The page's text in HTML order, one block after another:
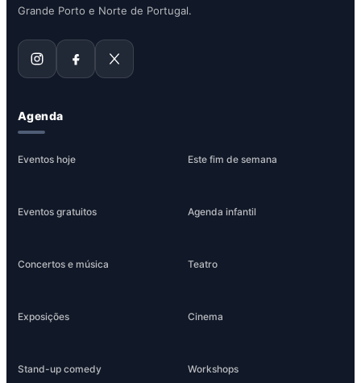
Grande Porto e Norte de Portugal.
Agenda
Eventos hoje Este fim de semana
Eventos gratuitos Agenda infantil
Concertos e música Teatro
Exposições Cinema
Stand-up comedy Workshops